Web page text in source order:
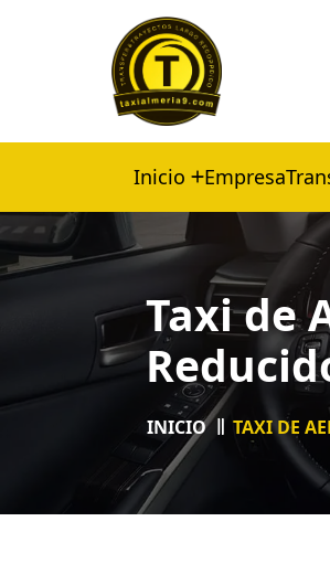
Inicio Empresa
Taxi de
INICIO TAXI DE